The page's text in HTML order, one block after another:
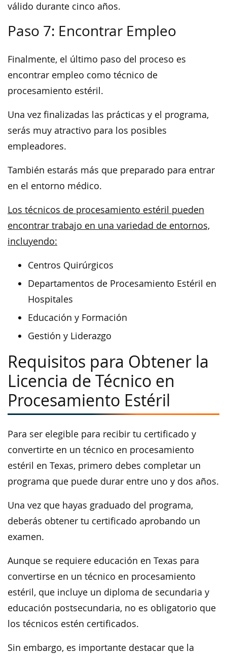
válido durante cinco años.
Paso 7: Encontrar Empleo
Finalmente, el último paso del proceso es
encontrar empleo como técnico de
procesamiento estéril.
Una vez finalizadas las prácticas y el programa,
serás muy atractivo para los posibles
empleadores.
También estarás más que preparado para entrar
en el entorno médico.
Los técnicos de procesamiento estéril pueden
encontrar trabajo en una variedad de entornos,
incluyendo:
Centros Quirúrgicos
Departamentos de Procesamiento Estéril en
Hospitales
Educación y Formación
Gestión y Liderazgo
Requisitos para Obtener la
Licencia de Técnico en
Procesamiento Estéril
Para ser elegible para recibir tu certificado y
convertirte en un técnico en procesamiento
estéril en Texas, primero debes completar un
programa que puede durar entre uno y dos años.
Una vez que hayas graduado del programa,
deberás obtener tu certificado aprobando un
examen.
Aunque se requiere educación en Texas para
convertirse en un técnico en procesamiento
estéril, que incluye un diploma de secundaria y
educación postsecundaria, no es obligatorio que
los técnicos estén certificados.
Sin embargo, es importante destacar que la